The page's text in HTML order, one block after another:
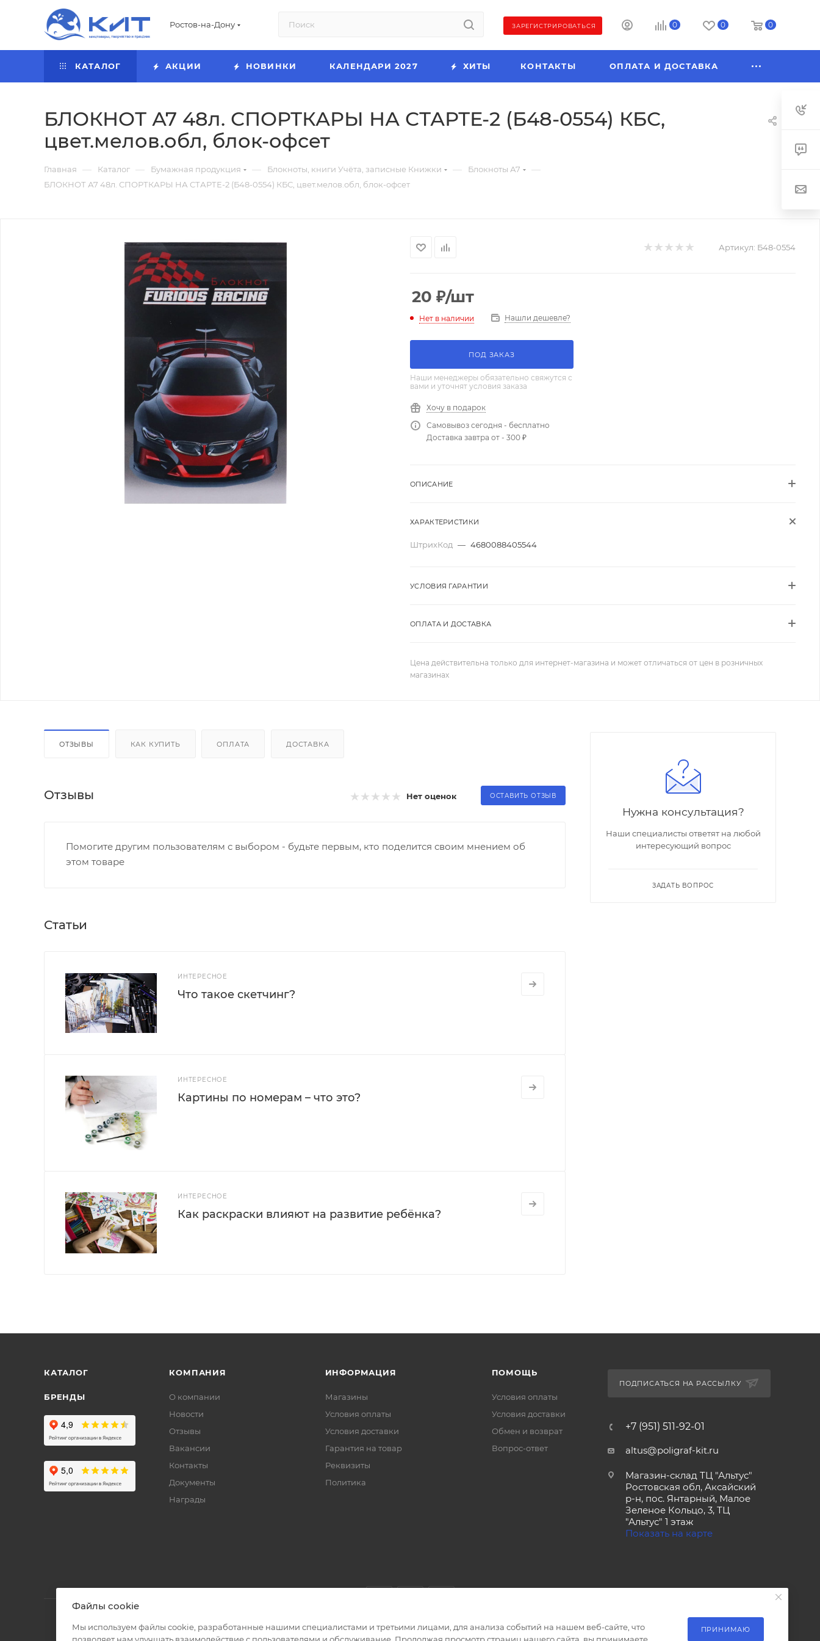
Ростов-на-Дону ЗАРЕГИСТРИРОВАТЬСЯ 0 0 0
КАТАЛОГ АКЦИИ НОВИНКИ КАЛЕНДАРИ 2027 ХИТЫ КОНТАКТЫ ОПЛАТА И ДОСТАВКА
БЛОКНОТ А7 48л. СПОРТКАРЫ НА СТАРТЕ-2 (Б48-0554) КБС,
цвет.мелов.обл, блок-офсет
Главная — Каталог — Бумажная продукция — Блокноты, книги Учёта, записные Книжки — Блокноты А7 —
БЛОКНОТ А7 48л. СПОРТКАРЫ НА СТАРТЕ-2 (Б48-0554) КБС, цвет.мелов.обл, блок-офсет
Артикул: Б48-0554
20 ₽/шт
Нет в наличии Нашли дешевле?
ПОД ЗАКАЗ
Наши менеджеры обязательно свяжутся с
вами и уточнят условия заказа
Хочу в подарок
Самовывоз сегодня - бесплатно
Доставка завтра от - 300 ₽
ОПИСАНИЕ
ХАРАКТЕРИСТИКИ
ШтрихКод — 4680088405544
УСЛОВИЯ ГАРАНТИИ
ОПЛАТА И ДОСТАВКА
Цена действительна только для интернет-магазина и может отличаться от цен в розничных
магазинах
ОТЗЫВЫ КАК КУПИТЬ ОПЛАТА ДОСТАВКА
Отзывы Нет оценок ОСТАВИТЬ ОТЗЫВ
Помогите другим пользователям с выбором - будьте первым, кто поделится своим мнением об
этом товаре
Статьи
ИНТЕРЕСНОЕ
Что такое скетчинг?
ИНТЕРЕСНОЕ
Картины по номерам – что это?
ИНТЕРЕСНОЕ
Как раскраски влияют на развитие ребёнка?
Нужна консультация?
Наши специалисты ответят на любой
интересующий вопрос
ЗАДАТЬ ВОПРОС
КАТАЛОГ
БРЕНДЫ
КОМПАНИЯ
О компании
Новости
Отзывы
Вакансии
Контакты
Документы
Награды
ИНФОРМАЦИЯ
Магазины
Условия оплаты
Условия доставки
Гарантия на товар
Реквизиты
Политика
ПОМОЩЬ
Условия оплаты
Условия доставки
Обмен и возврат
Вопрос-ответ
ПОДПИСАТЬСЯ НА РАССЫЛКУ
+7 (951) 511-92-01
altus@poligraf-kit.ru
Магазин-склад ТЦ "Альтус"
Ростовская обл, Аксайский
р-н, пос. Янтарный, Малое
Зеленое Кольцо, 3, ТЦ
"Альтус" 1 этаж
Показать на карте
Файлы cookie
Мы используем файлы cookie, разработанные нашими специалистами и третьими лицами, для анализа событий на нашем веб-сайте, что
ПРИНИМАЮ